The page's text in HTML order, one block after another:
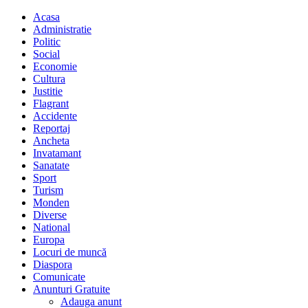
Acasa
Administratie
Politic
Social
Economie
Cultura
Justitie
Flagrant
Accidente
Reportaj
Ancheta
Invatamant
Sanatate
Sport
Turism
Monden
Diverse
National
Europa
Locuri de muncă
Diaspora
Comunicate
Anunturi Gratuite
Adauga anunt